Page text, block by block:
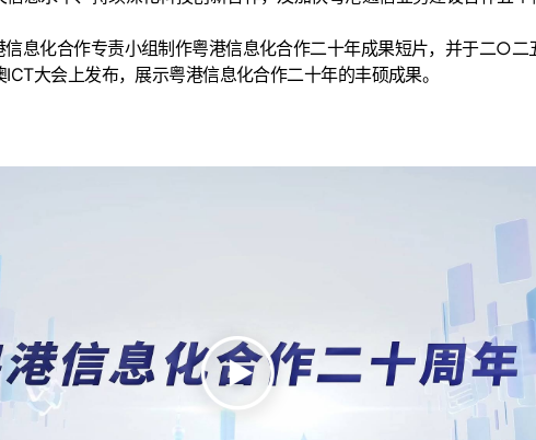
息化合作专责小组制作粤港信息化合作二十年成果短片，并于二○
大会上发布，展示粤港信息化合作二十年的丰硕成果。